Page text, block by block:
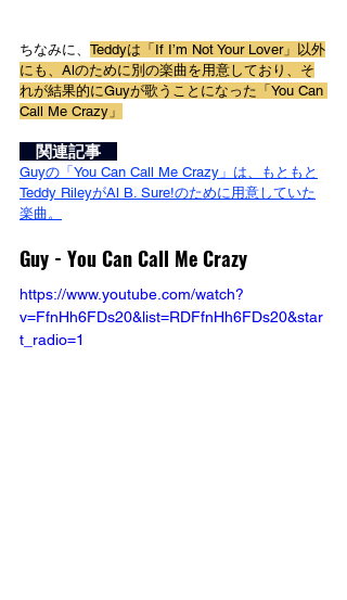
ちなみに、 Teddyは「If I’m Not Your Lover」以外
にも、Alのために別の楽曲を用意しており、そ
れが結果的にGuyが歌うことになった「You Can
Call Me Crazy」
関連記事
Guyの「You Can Call Me Crazy」は、もともと
Teddy RileyがAl B. Sure!のために用意していた
楽曲。
Guy - You Can Call Me Crazy
https://www.youtube.com/watch?
v=FfnHh6FDs20&list=RDFfnHh6FDs20&star
t_radio=1